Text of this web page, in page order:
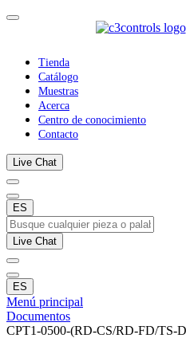
Tienda
Catálogo
Muestras
Acerca
Centro de conocimiento
Contacto
Live Chat
ES
Live Chat
ES
Menú principal
Documentos
CPT1-0500-(RD-CS/RD-FD/TS-